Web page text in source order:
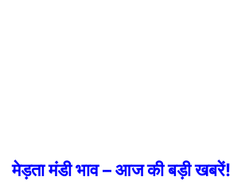
मेड़ता मंडी भाव – आज की बड़ी खबरें!